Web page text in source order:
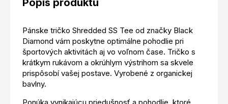
Popis produktu
Pánske tričko Shredded SS Tee od značky Black
Diamond vám poskytne optimálne pohodlie pri
športových aktivitách aj vo voľnom čase. Tričko s
krátkym rukávom a okrúhlym výstrihom sa skvele
prispôsobí vašej postave. Vyrobené z organickej
bavlny.